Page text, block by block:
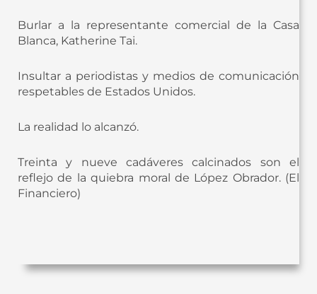
Burlar a la representante comercial de la Casa
Blanca, Katherine Tai.
Insultar a periodistas y medios de comunicación
respetables de Estados Unidos.
La realidad lo alcanzó.
Treinta y nueve cadáveres calcinados son el
reflejo de la quiebra moral de López Obrador. (El
Financiero)